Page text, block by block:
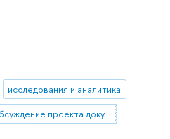
исследования и аналитика
обсуждение проекта документа